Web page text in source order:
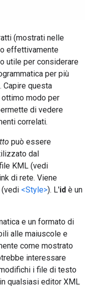
(mostrati nelle
effettivamente
utile per considerare
per più
questa
modo per
di vedere
correlati.
può essere
dal
KML (vedi
di rete. Viene
<Style>). L'id è un
e un formato di
alle maiuscole e
come mostrato
interessare
i file di testo
qualsiasi editor XML